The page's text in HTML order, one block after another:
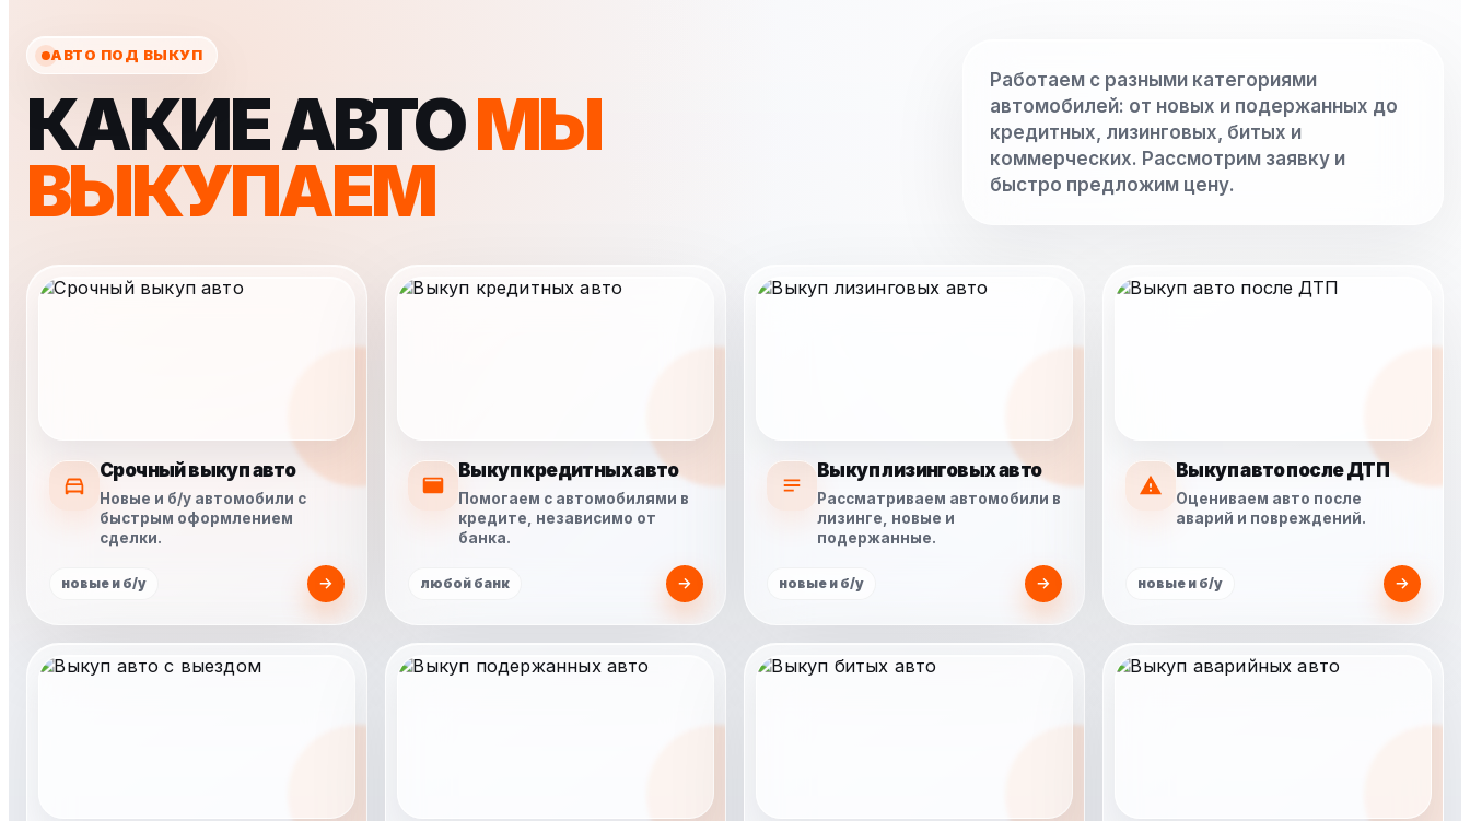
АВТО ПОД ВЫКУП
КАКИЕ АВТОМЫ
ВЫКУПАЕМ
Работаем с разными категориями
автомобилей: от новых и подержанных до
кредитных, лизинговых, битых и
коммерческих. Рассмотрим заявку и
быстро предложим цену.
Срочный выкуп авто
Новые и б/у автомобили с
быстрым оформлением
сделки.
новые и б/у
Выкуп кредитных авто
Помогаем с автомобилями в
кредите, независимо от
банка.
любой банк
Выкуп лизинговых авто
Рассматриваем автомобили в
лизинге, новые и
подержанные.
новые и б/у
Выкуп авто после ДТП
Оцениваем авто после
аварий и повреждений.
новые и б/у